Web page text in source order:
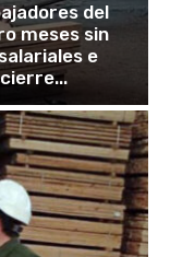
del
meses sin
e